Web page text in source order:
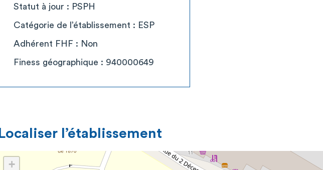
Statut à jour : PSPH
Catégorie de l’établissement : ESP
Adhérent FHF : Non
Finess géographique : 940000649
Localiser l’établissement
+